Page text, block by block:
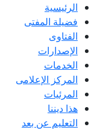
الرئيسية
فضيلة المفتى
الفتاوى
الإصدارات
الخدمات
المركز الإعلامى
المرئيات
هذا ديننا
التعليم عن بعد